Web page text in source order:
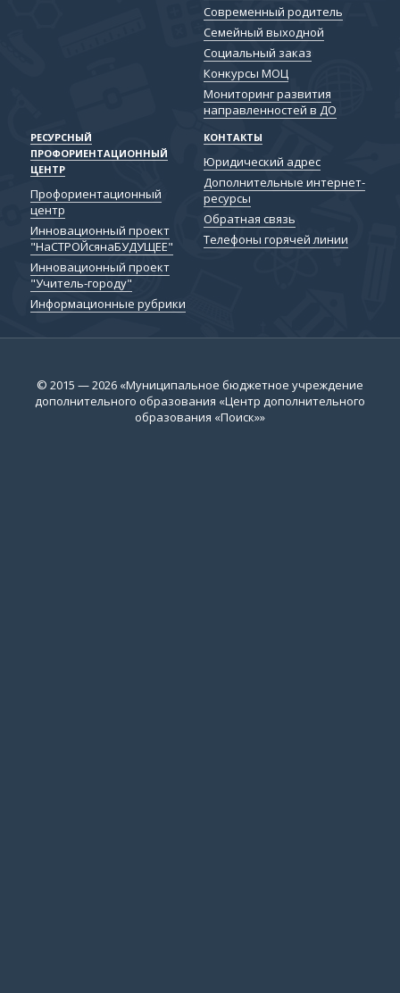
Современный родитель
Семейный выходной
Социальный заказ
Конкурсы МОЦ
Мониторинг развития
направленностей в ДО
РЕСУРСНЫЙ
ПРОФОРИЕНТАЦИОННЫЙ
ЦЕНТР
Профориентационный
центр
Инновационный проект
"НаСТРОЙсянаБУДУЩЕЕ"
Инновационный проект
"Учитель-городу"
Информационные рубрики
КОНТАКТЫ
Юридический адрес
Дополнительные интернет-
ресурсы
Обратная связь
Телефоны горячей линии
© 2015 — 2026 «Муниципальное бюджетное учреждение
дополнительного образования «Центр дополнительного
образования «Поиск»»